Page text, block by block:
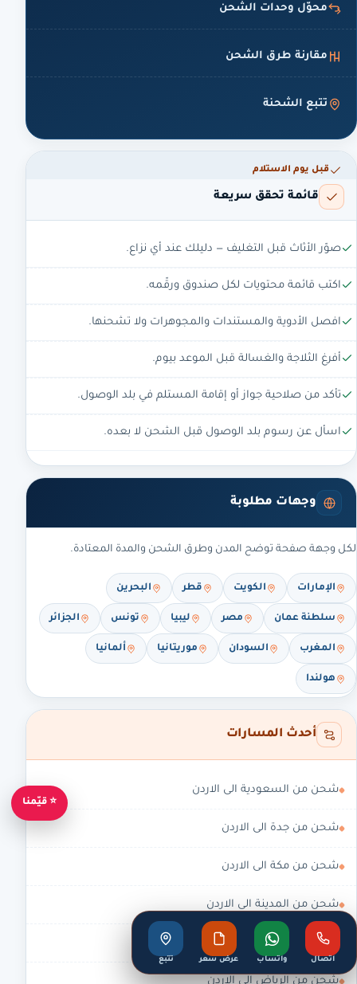
محوّل وحدات الشحن
مقارنة طرق الشحن
تتبع الشحنة
قبل يوم الاستلام
قائمة تحقق سريعة
صوّر الأثاث قبل التغليف — دليلك عند أي نزاع.
اكتب قائمة محتويات لكل صندوق ورقّمه.
افصل الأدوية والمستندات والمجوهرات ولا تشحنها.
أفرغ الثلاجة والغسالة قبل الموعد بيوم.
تأكد من صلاحية جواز أو إقامة المستلم في بلد الوصول.
اسأل عن رسوم بلد الوصول قبل الشحن لا بعده.
وجهات مطلوبة
لكل وجهة صفحة توضح المدن وطرق الشحن والمدة المعتادة.
الإمارات الكويت قطر البحرين
سلطنة عمان مصر ليبيا تونس الجزائر
المغرب السودان موريتانيا ألمانيا
هولندا
أحدث المسارات
شحن من السعودية الى الاردن
شحن من جدة الى الاردن
شحن من مكة الى الاردن
شحن من المدينة الى الاردن
شحن من جدة إلى الإمارات
شحن من الرياض الى الاردن
اتصال واتساب عرض سعر تتبع
⭐ قيّمنا